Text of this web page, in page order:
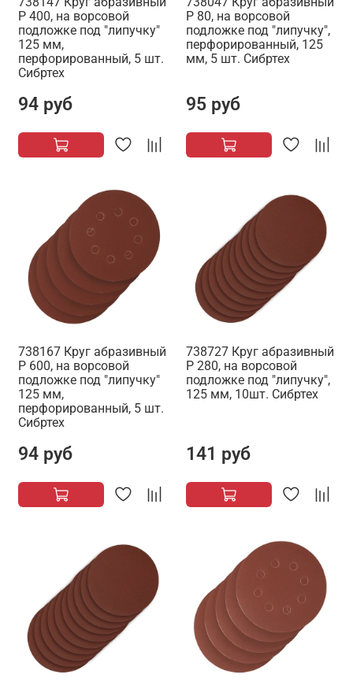
P 400, на ворсовой
подложке под "липучку"
125 мм,
перфорированный, 5 шт.
Сибртех
94 руб
P 80, на ворсовой
подложке под "липучку",
перфорированный, 125
мм, 5 шт. Сибртех
95 руб
738167 Круг абразивный
P 600, на ворсовой
подложке под "липучку"
125 мм,
перфорированный, 5 шт.
Сибртех
94 руб
738727 Круг абразивный
Р 280, на ворсовой
подложке под "липучку",
125 мм, 10шт. Сибртех
141 руб